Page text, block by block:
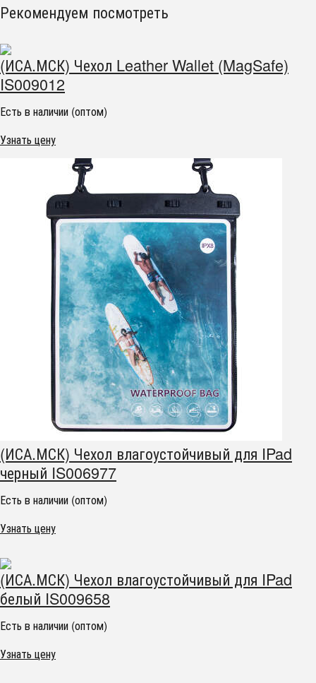
Рекомендуем посмотреть
(ИСА.МСК) Чехол Leather Wallet (MagSafe)
IS009012
Есть в наличии (оптом)
Узнать цену
(ИСА.МСК) Чехол влагоустойчивый для IPad
черный IS006977
Есть в наличии (оптом)
Узнать цену
(ИСА.МСК) Чехол влагоустойчивый для IPad
белый IS009658
Есть в наличии (оптом)
Узнать цену